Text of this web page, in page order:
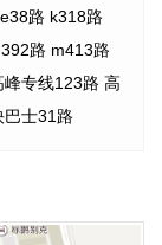
路 k318路
路 m413路
专线123路 高
士31路